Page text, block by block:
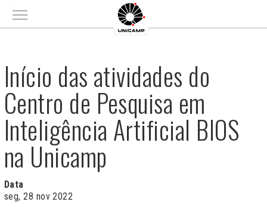
Main menu
Início das atividades do
Centro de Pesquisa em
Inteligência Artificial BIOS
na Unicamp
Data
seg, 28 nov 2022